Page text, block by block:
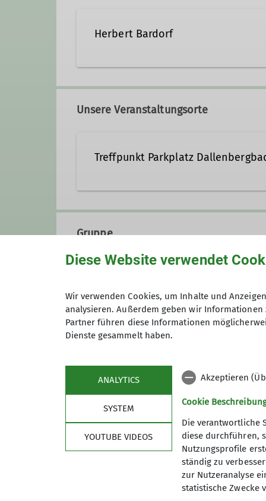
Herbert Bardorf
Wanderleiter*in
Unsere Veranstaltungsorte
Treffpunkt Parkplatz
Gruppe
Wir wandern regelmäßig
Im
Kurs-
Diese Website verwendet
Wir verwenden Cookies, um Inhalte und
analysieren. Außerdem geben wir
Partner führen diese Informationen
Dienste gesammelt haben.
ANALYTICS
SYSTEM
YOUTUBE VIDEOS
Akzeptieren
Cookie
Die verantwortliche
diese durchführen,
Nutzungsprofile
ständig zu
zur Nutzeranalyse
statistische Zwecke